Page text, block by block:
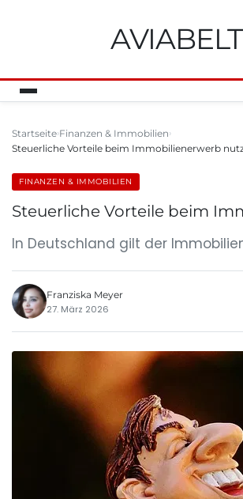
AVIABELT
Startseite Finanzen & Immobilien
Steuerliche Vorteile beim Immobilienerwerb
FINANZEN & IMMOBILIEN
Steuerliche Vorteile beim
In Deutschland gilt der
Franziska Meyer
27. März 2026